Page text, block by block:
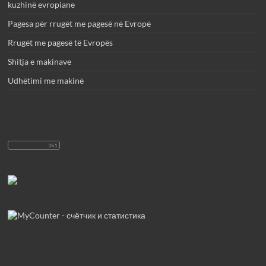
kuzhinë evropiane
Pagesa për rrugët me pagesë në Evropë
Rrugët me pagesë të Evropës
Shitja e makinave
Udhëtimi me makinë